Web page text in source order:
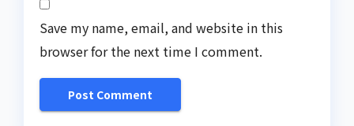
Save my name, email, and website in this
browser for the next time I comment.